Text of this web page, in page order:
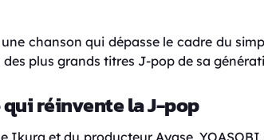
chanson qui dépasse le cadre du
des plus grands titres J-pop de sa
qui réinvente la J-pop